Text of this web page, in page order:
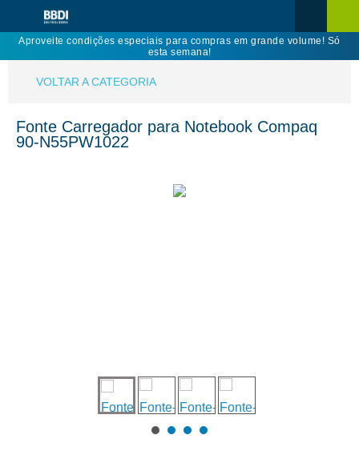
Aproveite condições especiais para compras em grande volume! Só
esta semana!
VOLTAR A CATEGORIA
Fonte Carregador para Notebook Compaq
90-N55PW1022